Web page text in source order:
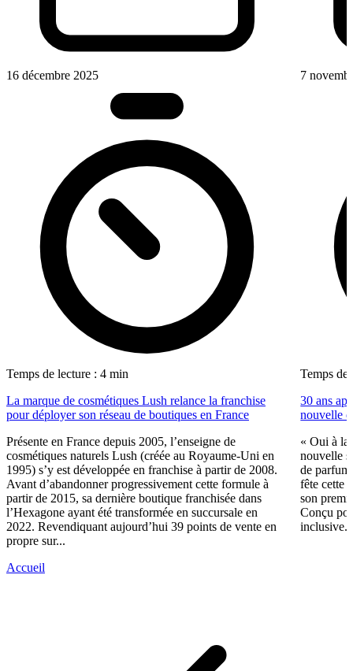
16 décembre 2025
Temps de lecture : 4 min
La marque de cosmétiques Lush relance la franchise
pour déployer son réseau de boutiques en France
Présente en France depuis 2005, l’enseigne de
cosmétiques naturels Lush (créée au Royaume-Uni en
1995) s’y est développée en franchise à partir de 2008.
Avant d’abandonner progressivement cette formule à
partir de 2015, sa dernière boutique franchisée dans
l’Hexagone ayant été transformée en succursale en
2022. Revendiquant aujourd’hui 39 points de vente en
propre sur...
7
Temps de
30 ans
nouvelle
« Oui à la
nouvelle
de
fête cette
son
Conçu
Accueil